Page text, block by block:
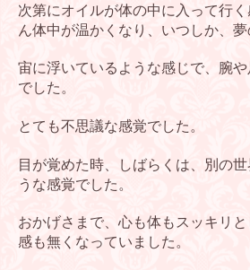
次第にオイルが体の中に入って行
ん体中が温かく なり、いつしか、夢
宙に浮いているような感じで、腕
でした。
とても不思議な感覚でした。
目が覚めた時、しばらくは、別の
うな感覚でした。
おかげさまで、心も体もスッキリ
感も無くなっていました。